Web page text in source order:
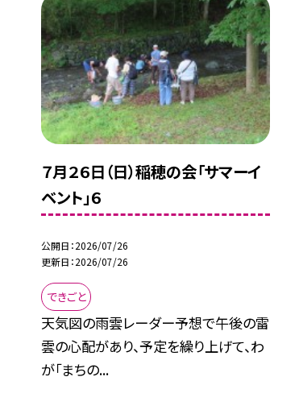
７月２６日（日）稲穂の会「サマーイ
ベント」６
公開日 2026/07/26
更新日 2026/07/26
できごと
天気図の雨雲レーダー予想で午後の雷
雲の心配があり、予定を繰り上げて、わ
が「まちの...